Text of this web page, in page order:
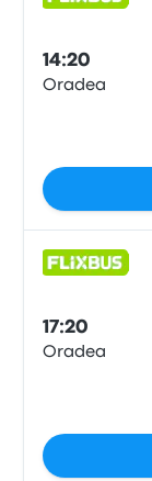
14:20
Oradea
17:20
Oradea